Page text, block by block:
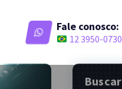
Fale conosco:
12 3950-0730
Buscar